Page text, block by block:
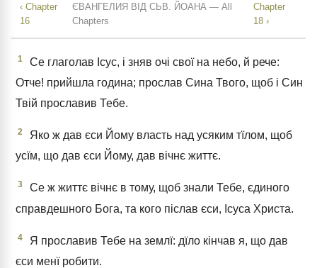
‹ Chapter
16
ЄВАНГЕЛИЯ ВІД СЬВ. ЙОАНА — All
Chapters
Chapter
18 ›
1
Се глаголав Ісус, і зняв очі свої на небо, й рече:
Отче! прийшла година; прослав Сина Твого, щоб і Син
Твій прославив Тебе.
2
Яко ж дав єси Йому власть над усяким тїлом, щоб
усїм, що дав єси Йому, дав вічнє життє.
3
Се ж життє вічнє в тому, щоб знали Тебе, єдиного
справдешного Бога, та кого післав єси, Ісуса Христа.
4
Я прославив Тебе на землї: дїло кінчав я, що дав
єси менї робити.